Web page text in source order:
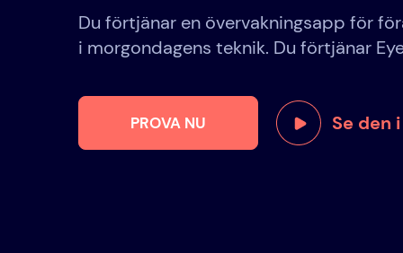
Du förtjänar en övervakningsapp för
i morgondagens teknik. Du förtjänar
PROVA NU Se den